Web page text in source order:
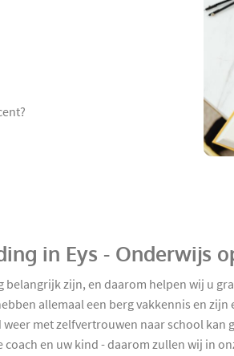
in Eys - Onderwijs
zijn, en daarom helpen wij u
allemaal een berg vakkennis en
met zelfvertrouwen naar school kan
en uw kind - daarom zullen wij in